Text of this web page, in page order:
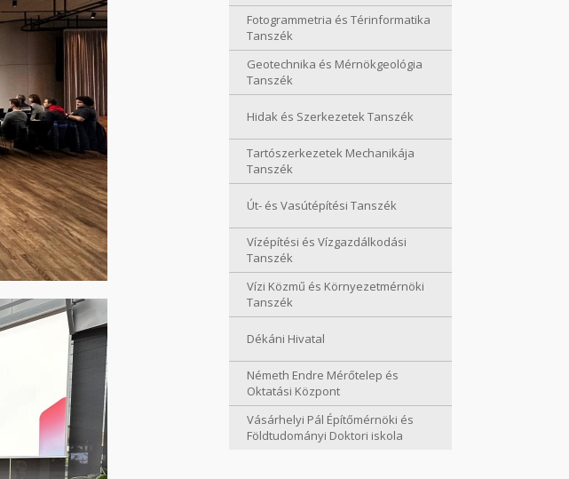
Fotogrammetria és Térinformatika
Tanszék
Geotechnika és Mérnökgeológia
Tanszék
Hidak és Szerkezetek Tanszék
Tartószerkezetek Mechanikája
Tanszék
Út- és Vasútépítési Tanszék
Vízépítési és Vízgazdálkodási
Tanszék
Vízi Közmű és Környezetmérnöki
Tanszék
Dékáni Hivatal
Németh Endre Mérőtelep és
Oktatási Központ
Vásárhelyi Pál Építőmérnöki és
Földtudományi Doktori iskola